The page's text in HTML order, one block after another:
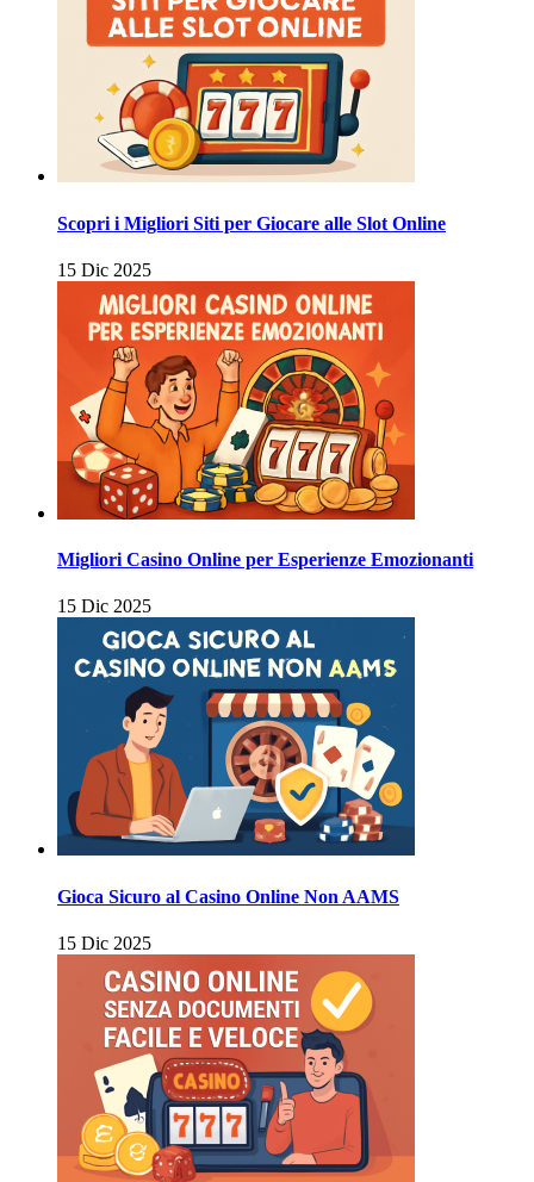
Scopri i Migliori Siti per Giocare alle Slot Online
15 Dic 2025
Migliori Casino Online per Esperienze Emozionanti
15 Dic 2025
Gioca Sicuro al Casino Online Non AAMS
15 Dic 2025